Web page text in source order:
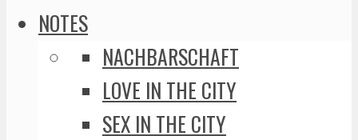
NOTES
NACHBARSCHAFT
LOVE IN THE CITY
SEX IN THE CITY